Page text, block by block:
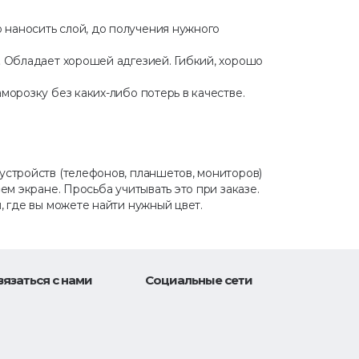
слой, до получения нужного
Обладает хорошей адгезией. Гибкий, хорошо
без каких-либо потерь в качестве.
(телефонов, планшетов, мониторов)
экране. Просьба учитывать это при заказе.
где вы можете найти нужный цвет.
с нами Социальные сети